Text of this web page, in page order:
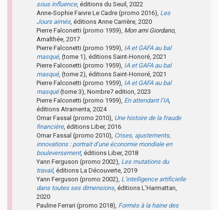
sous influence, éditions du Seuil, 2022
Anne-Sophie Faivre Le Cadre (promo 2016), Les
Jours aimés, éditions Anne Carrière, 2020
Pierre Falconetti (promo 1959), Mon ami Giordano,
Amalthée, 2017
Pierre Falconetti (promo 1959), IA et GAFA au bal
masqué, (tome 1), éditions Saint-Honoré, 2021
Pierre Falconetti (promo 1959), IA et GAFA au bal
masqué, (tome 2), éditions Saint-Honoré, 2021
Pierre Falconetti (promo 1959), IA et GAFA au bal
masqué(tome 3), Nombre7 edition, 2023
Pierre Falconetti (promo 1959), En attendant l’IA,
éditions Atramenta, 2024
Omar Fassal (promo 2010), Une histoire de la fraude
financière, éditions Liber, 2016
Omar Fassal (promo 2010), Crises, ajustements,
innovations : portrait d’une économie mondiale en
bouleversement, éditions Liber, 2018
Yann Ferguson (promo 2002), Les mutations du
travail, éditions La Découverte, 2019
Yann Ferguson (promo 2002), L’intelligence artificielle
dans toutes ses dimensions, éditions L’Harmattan,
2020
Pauline Ferrari (promo 2018), Formés à la haine des